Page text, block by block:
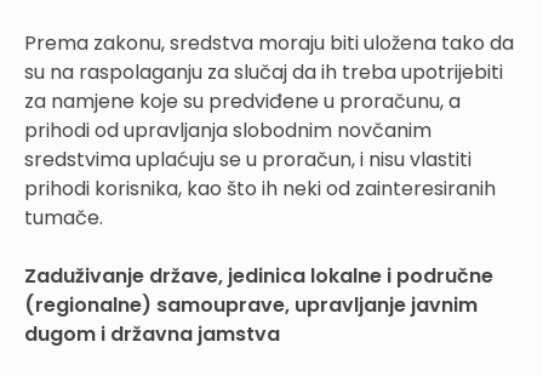
Prema zakonu, sredstva moraju biti uložena tako da
su na raspolaganju za slučaj da ih treba upotrijebiti
za namjene koje su predviđene u proračunu, a
prihodi od upravljanja slobodnim novčanim
sredstvima uplaćuju se u proračun, i nisu vlastiti
prihodi korisnika, kao što ih neki od zainteresiranih
tumače.
Zaduživanje države, jedinica lokalne i područne
(regionalne) samouprave, upravljanje javnim
dugom i državna jamstva